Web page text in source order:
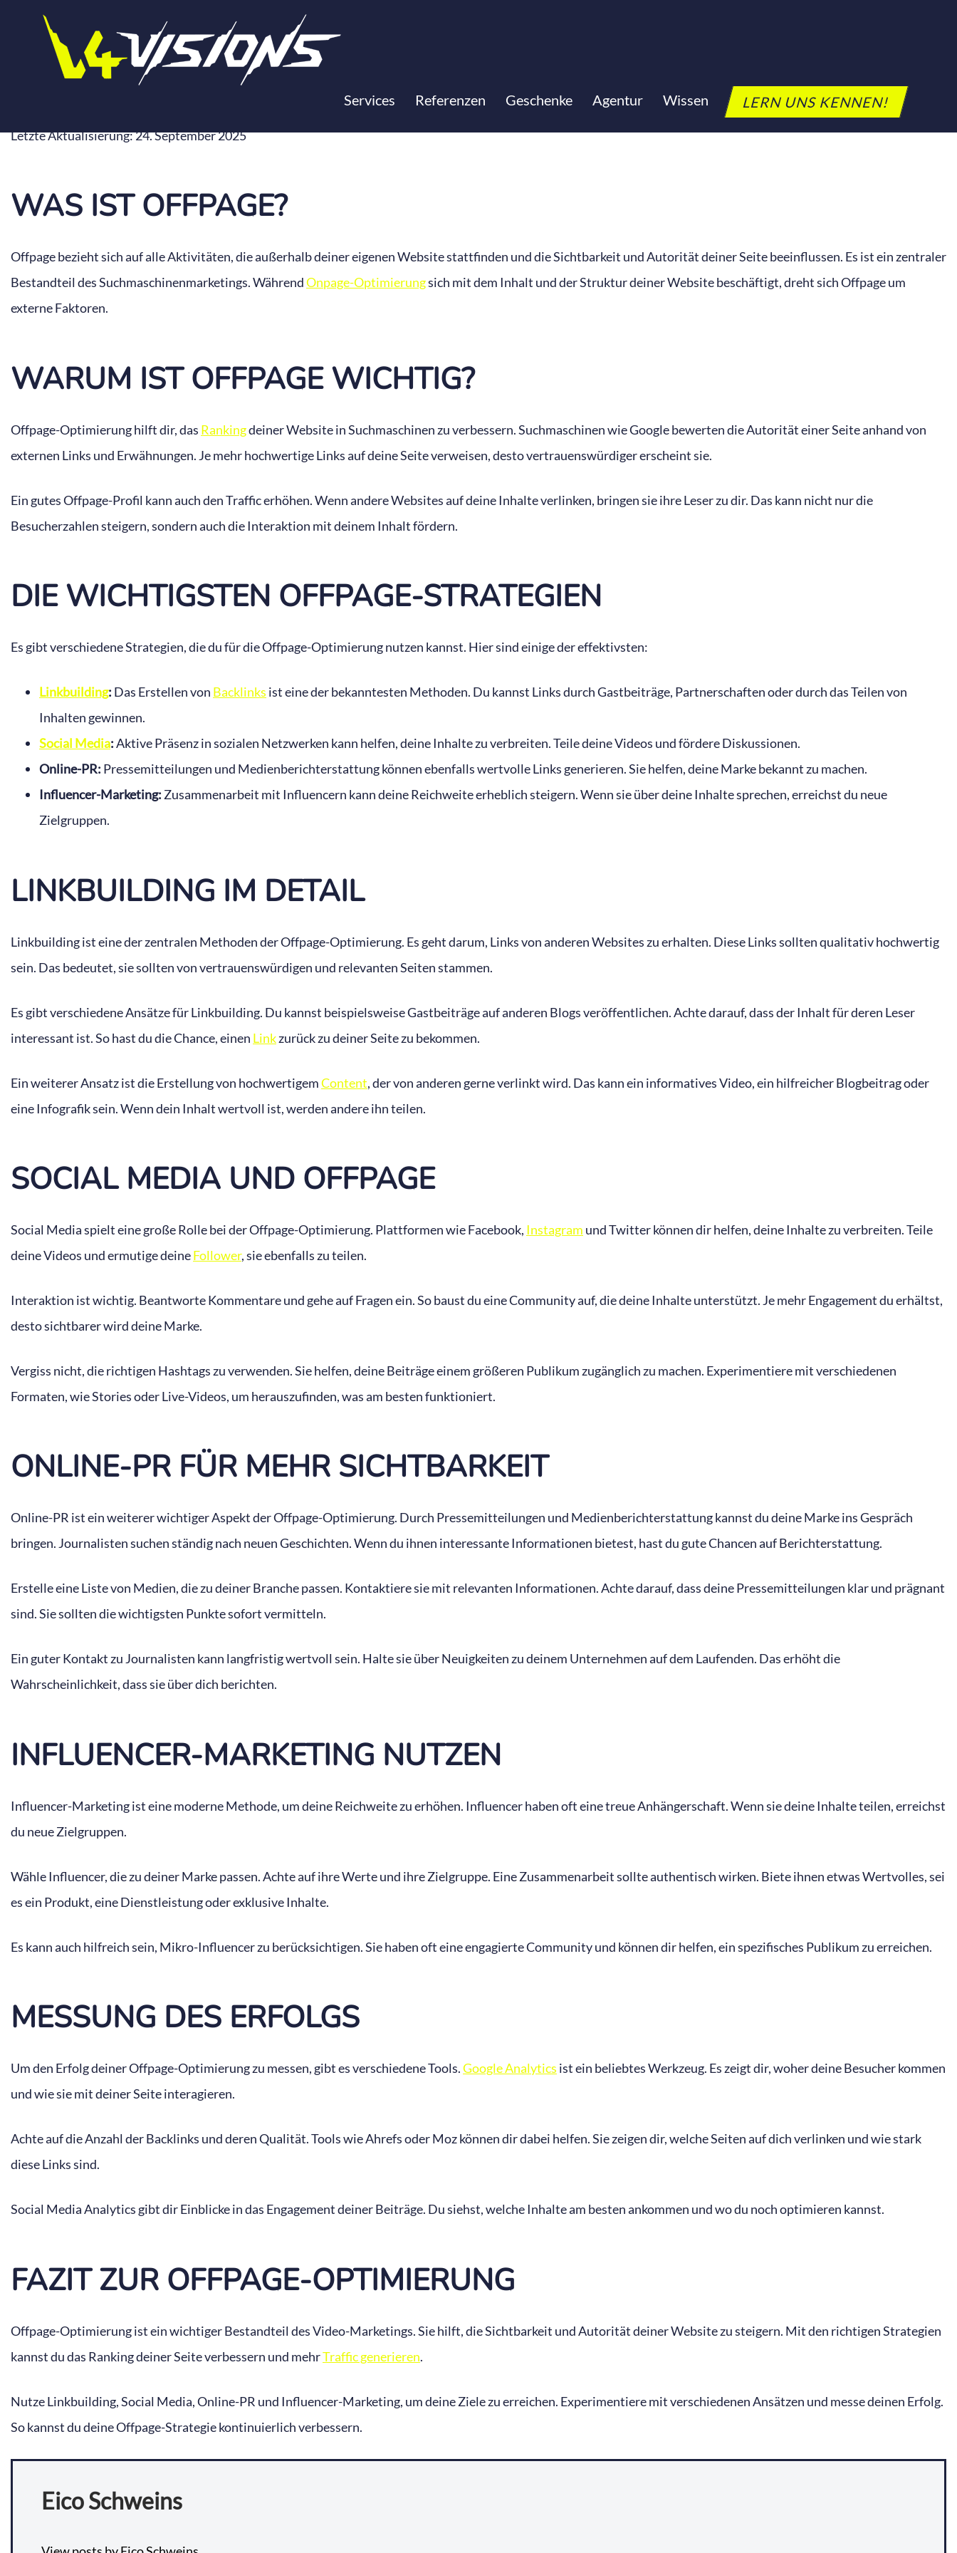
Services Referenzen Geschenke Agentur Wissen LERN UNS KENNEN!
OFFPAGE
Letzte Aktualisierung: 24. September 2025
WAS IST OFFPAGE?
Offpage bezieht sich auf alle Aktivitäten, die außerhalb deiner eigenen Website stattfinden und die Sichtbarkeit und Autorität deiner Seite beeinflussen. Es ist ein zentraler
Bestandteil des Suchmaschinenmarketings. WährendOnpage-Optimierungsich mit dem Inhalt und der Struktur deiner Website beschäftigt, dreht sich Offpage um
externe Faktoren.
WARUM IST OFFPAGE WICHTIG?
Offpage-Optimierung hilft dir, das Rankingdeiner Website in Suchmaschinen zu verbessern. Suchmaschinen wie Google bewerten die Autorität einer Seite anhand von
externen Links und Erwähnungen. Je mehr hochwertige Links auf deine Seite verweisen, desto vertrauenswürdiger erscheint sie.
Ein gutes Offpage-Profil kann auch den Traffic erhöhen. Wenn andere Websites auf deine Inhalte verlinken, bringen sie ihre Leser zu dir. Das kann nicht nur die
Besucherzahlen steigern, sondern auch die Interaktion mit deinem Inhalt fördern.
DIE WICHTIGSTEN OFFPAGE-STRATEGIEN
Es gibt verschiedene Strategien, die du für die Offpage-Optimierung nutzen kannst. Hier sind einige der effektivsten:
Linkbuilding: Das Erstellen von Backlinks ist eine der bekanntesten Methoden. Du kannst Links durch Gastbeiträge, Partnerschaften oder durch das Teilen von
Inhalten gewinnen.
Social Media:Aktive Präsenz in sozialen Netzwerken kann helfen, deine Inhalte zu verbreiten. Teile deine Videos und fördere Diskussionen.
Online-PR: Pressemitteilungen und Medienberichterstattung können ebenfalls wertvolle Links generieren. Sie helfen, deine Marke bekannt zu machen.
Influencer-Marketing: Zusammenarbeit mit Influencern kann deine Reichweite erheblich steigern. Wenn sie über deine Inhalte sprechen, erreichst du neue
Zielgruppen.
LINKBUILDING IM DETAIL
Linkbuilding ist eine der zentralen Methoden der Offpage-Optimierung. Es geht darum, Links von anderen Websites zu erhalten. Diese Links sollten qualitativ hochwertig
sein. Das bedeutet, sie sollten von vertrauenswürdigen und relevanten Seiten stammen.
Es gibt verschiedene Ansätze für Linkbuilding. Du kannst beispielsweise Gastbeiträge auf anderen Blogs veröffentlichen. Achte darauf, dass der Inhalt für deren Leser
interessant ist. So hast du die Chance, einen Linkzurück zu deiner Seite zu bekommen.
Ein weiterer Ansatz ist die Erstellung von hochwertigemContent, der von anderen gerne verlinkt wird. Das kann ein informatives Video, ein hilfreicher Blogbeitrag oder
eine Infografik sein. Wenn dein Inhalt wertvoll ist, werden andere ihn teilen.
SOCIAL MEDIA UND OFFPAGE
Social Media spielt eine große Rolle bei der Offpage-Optimierung. Plattformen wie Facebook, Instagram und Twitter können dir helfen, deine Inhalte zu verbreiten. Teile
deine Videos und ermutige deineFollower, sie ebenfalls zu teilen.
Interaktion ist wichtig. Beantworte Kommentare und gehe auf Fragen ein. So baust du eine Community auf, die deine Inhalte unterstützt. Je mehr Engagement du erhältst,
desto sichtbarer wird deine Marke.
Vergiss nicht, die richtigen Hashtags zu verwenden. Sie helfen, deine Beiträge einem größeren Publikum zugänglich zu machen. Experimentiere mit verschiedenen
Formaten, wie Stories oder Live-Videos, um herauszufinden, was am besten funktioniert.
ONLINE-PR FÜR MEHR SICHTBARKEIT
Online-PR ist ein weiterer wichtiger Aspekt der Offpage-Optimierung. Durch Pressemitteilungen und Medienberichterstattung kannst du deine Marke ins Gespräch
bringen. Journalisten suchen ständig nach neuen Geschichten. Wenn du ihnen interessante Informationen bietest, hast du gute Chancen auf Berichterstattung.
Erstelle eine Liste von Medien, die zu deiner Branche passen. Kontaktiere sie mit relevanten Informationen. Achte darauf, dass deine Pressemitteilungen klar und prägnant
sind. Sie sollten die wichtigsten Punkte sofort vermitteln.
Ein guter Kontakt zu Journalisten kann langfristig wertvoll sein. Halte sie über Neuigkeiten zu deinem Unternehmen auf dem Laufenden. Das erhöht die
Wahrscheinlichkeit, dass sie über dich berichten.
INFLUENCER-MARKETING NUTZEN
Influencer-Marketing ist eine moderne Methode, um deine Reichweite zu erhöhen. Influencer haben oft eine treue Anhängerschaft. Wenn sie deine Inhalte teilen, erreichst
du neue Zielgruppen.
Wähle Influencer, die zu deiner Marke passen. Achte auf ihre Werte und ihre Zielgruppe. Eine Zusammenarbeit sollte authentisch wirken. Biete ihnen etwas Wertvolles, sei
es ein Produkt, eine Dienstleistung oder exklusive Inhalte.
Es kann auch hilfreich sein, Mikro-Influencer zu berücksichtigen. Sie haben oft eine engagierte Community und können dir helfen, ein spezifisches Publikum zu erreichen.
MESSUNG DES ERFOLGS
Um den Erfolg deiner Offpage-Optimierung zu messen, gibt es verschiedene Tools.Google Analytics ist ein beliebtes Werkzeug. Es zeigt dir, woher deine Besucher kommen
und wie sie mit deiner Seite interagieren.
Achte auf die Anzahl der Backlinks und deren Qualität. Tools wie Ahrefs oder Moz können dir dabei helfen. Sie zeigen dir, welche Seiten auf dich verlinken und wie stark
diese Links sind.
Social Media Analytics gibt dir Einblicke in das Engagement deiner Beiträge. Du siehst, welche Inhalte am besten ankommen und wo du noch optimieren kannst.
FAZIT ZUR OFFPAGE-OPTIMIERUNG
Offpage-Optimierung ist ein wichtiger Bestandteil des Video-Marketings. Sie hilft, die Sichtbarkeit und Autorität deiner Website zu steigern. Mit den richtigen Strategien
kannst du das Ranking deiner Seite verbessern und mehrTraffic generieren.
Nutze Linkbuilding, Social Media, Online-PR und Influencer-Marketing, um deine Ziele zu erreichen. Experimentiere mit verschiedenen Ansätzen und messe deinen Erfolg.
So kannst du deine Offpage-Strategie kontinuierlich verbessern.
Eico Schweins